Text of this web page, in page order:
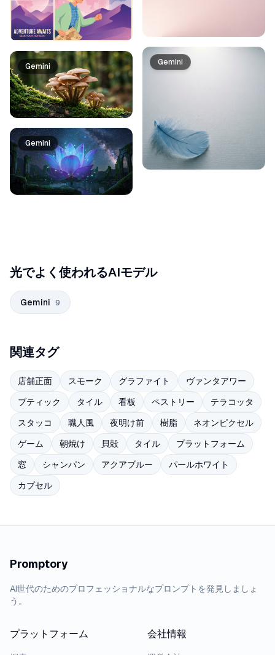
Gemini
Gemini
Gemini
光でよく使われるAIモデル
Gemini 9
関連タグ
店舗正面 スモーク グラファイト
ヴァンタアワー
ブティック
タイル 看板 ペストリー
テラコッタ
スタッコ
職人風 夜明け前 樹脂
ネオンピクセル
ゲーム
朝焼け 貝殻 タイル
プラットフォーム
窓
シャンパン アクアブルー
パールホワイト
カプセル
Promptory
AI世代のためのプロフェッショナルなプロンプトを発見しましょ
う。
プラットフォーム 会社情報